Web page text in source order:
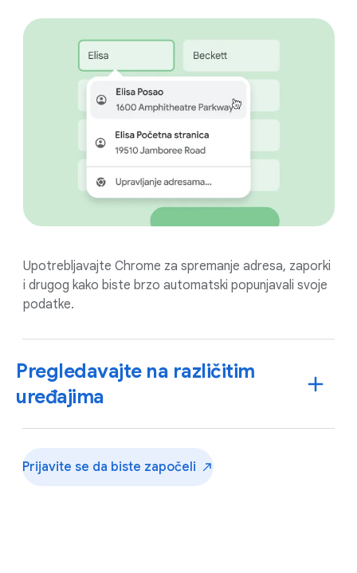
Upotrebljavajte Chrome za spremanje adresa, zaporki
i drugog kako biste brzo automatski popunjavali svoje
podatke.
Pregledavajte na različitim
uređajima
Prijavite se da biste započeli